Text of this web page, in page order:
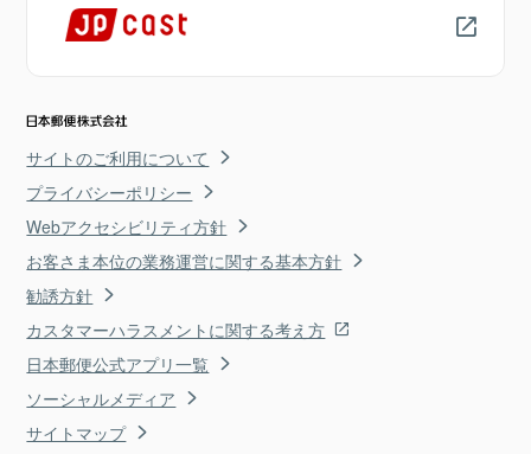
サイトのご利用について
プライバシーポリシー
Webアクセシビリティ方針
お客さま本位の業務運営に関する基本方針
勧誘方針
カスタマーハラスメントに関する考え方
日本郵便公式アプリ一覧
ソーシャルメディア
サイトマップ